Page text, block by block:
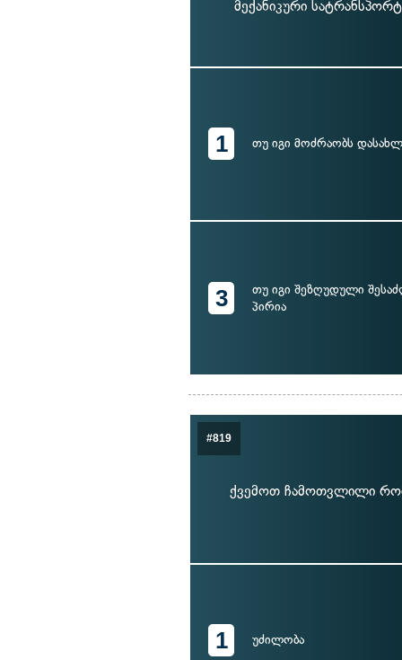
მექანიკური
1 თუ იგი მოძრაობს
3
თუ იგი შეზღუდული
პირია
#819
ქვემოთ ჩამოთვლილი
1 უძილობა